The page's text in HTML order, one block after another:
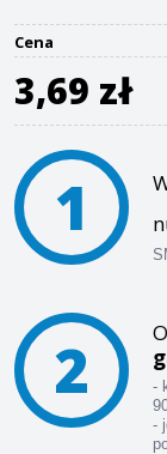
Cena
3,69 zł
1
2
-
-